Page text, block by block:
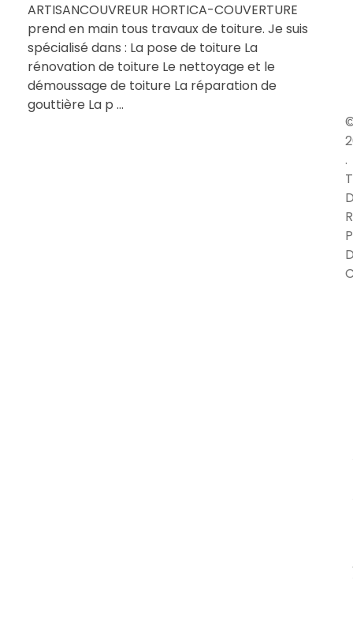
ARTISANCOUVREUR HORTICA-COUVERTURE
prend en main tous travaux de toiture. Je suis
spécialisé dans : La pose de toiture La
rénovation de toiture Le nettoyage et le
démoussage de toiture La réparation de
gouttière La p ...
.